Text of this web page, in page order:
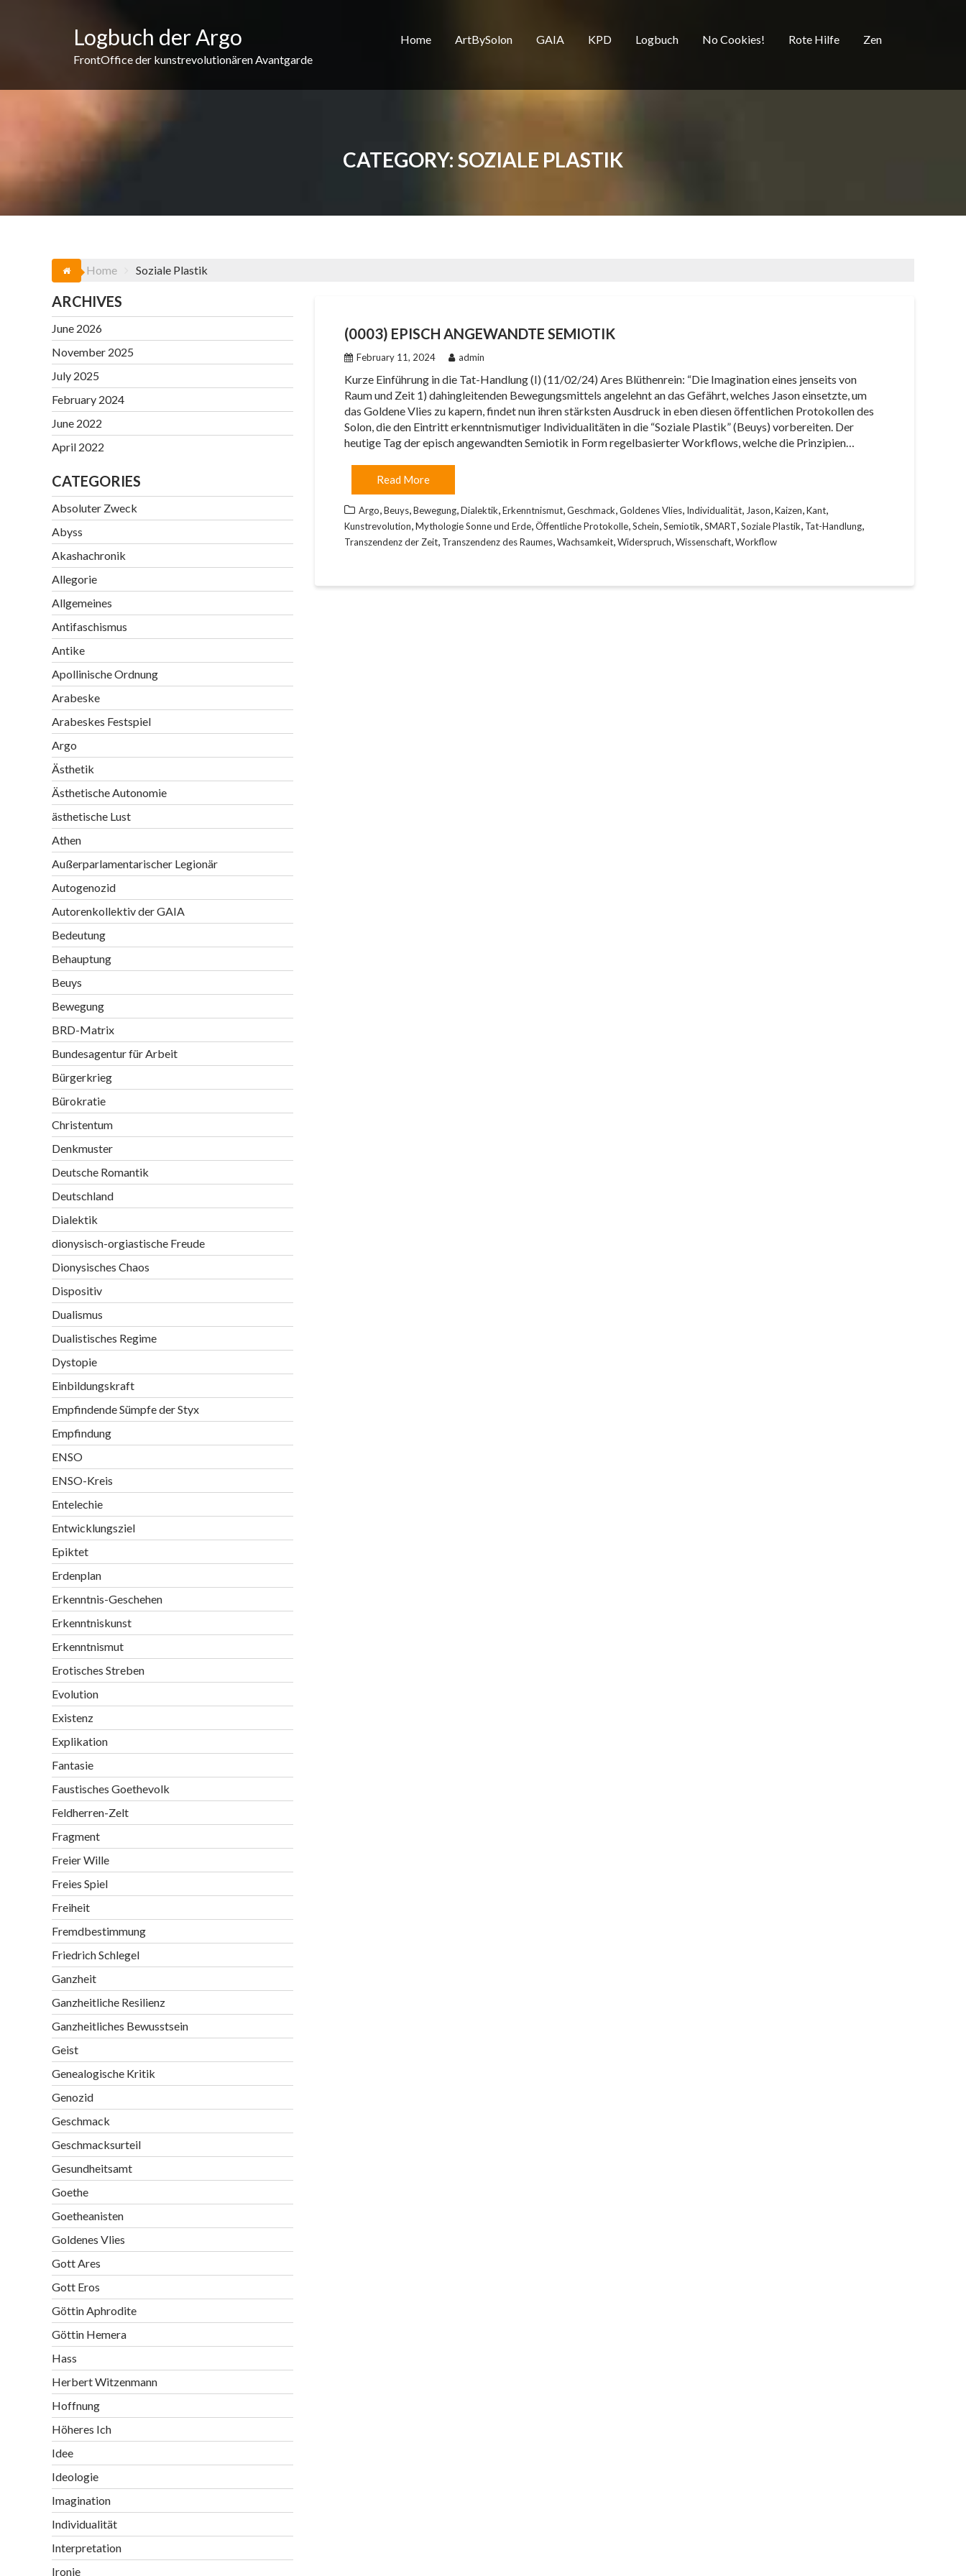
Logbuch der Argo
FrontOffice der kunstrevolutionären Avantgarde
Home ArtBySolon GAIA KPD Logbuch No Cookies! Rote Hilfe Zen
CATEGORY: SOZIALE PLASTIK
Home Soziale Plastik
(0003) EPISCH ANGEWANDTE SEMIOTIK
February 11, 2024 admin
Kurze Einführung in die Tat-Handlung (I) (11/02/24) Ares Blüthenrein: “Die Imagination eines jenseits von
Raum und Zeit 1) dahingleitenden Bewegungsmittels angelehnt an das Gefährt, welches Jason einsetzte, um
das Goldene Vlies zu kapern, findet nun ihren stärksten Ausdruck in eben diesen öffentlichen Protokollen des
Solon, die den Eintritt erkenntnismutiger Individualitäten in die “Soziale Plastik” (Beuys) vorbereiten. Der
heutige Tag der episch angewandten Semiotik in Form regelbasierter Workflows, welche die Prinzipien…
Read More
Argo,Beuys,Bewegung,Dialektik,Erkenntnismut,Geschmack,Goldenes Vlies, Individualität, Jason,Kaizen,Kant,
Kunstrevolution,Mythologie Sonne und Erde,Öffentliche Protokolle,Schein,Semiotik,SMART,Soziale Plastik, Tat-Handlung,
Transzendenz der Zeit, Transzendenz des Raumes,Wachsamkeit,Widerspruch,Wissenschaft,Workflow
ARCHIVES
June 2026
November 2025
July 2025
February 2024
June 2022
April 2022
CATEGORIES
Absoluter Zweck
Abyss
Akashachronik
Allegorie
Allgemeines
Antifaschismus
Antike
Apollinische Ordnung
Arabeske
Arabeskes Festspiel
Argo
Ästhetik
Ästhetische Autonomie
ästhetische Lust
Athen
Außerparlamentarischer Legionär
Autogenozid
Autorenkollektiv der GAIA
Bedeutung
Behauptung
Beuys
Bewegung
BRD-Matrix
Bundesagentur für Arbeit
Bürgerkrieg
Bürokratie
Christentum
Denkmuster
Deutsche Romantik
Deutschland
Dialektik
dionysisch-orgiastische Freude
Dionysisches Chaos
Dispositiv
Dualismus
Dualistisches Regime
Dystopie
Einbildungskraft
Empfindende Sümpfe der Styx
Empfindung
ENSO
ENSO-Kreis
Entelechie
Entwicklungsziel
Epiktet
Erdenplan
Erkenntnis-Geschehen
Erkenntniskunst
Erkenntnismut
Erotisches Streben
Evolution
Existenz
Explikation
Fantasie
Faustisches Goethevolk
Feldherren-Zelt
Fragment
Freier Wille
Freies Spiel
Freiheit
Fremdbestimmung
Friedrich Schlegel
Ganzheit
Ganzheitliche Resilienz
Ganzheitliches Bewusstsein
Geist
Genealogische Kritik
Genozid
Geschmack
Geschmacksurteil
Gesundheitsamt
Goethe
Goetheanisten
Goldenes Vlies
Gott Ares
Gott Eros
Göttin Aphrodite
Göttin Hemera
Hass
Herbert Witzenmann
Hoffnung
Höheres Ich
Idee
Ideologie
Imagination
Individualität
Interpretation
Ironie